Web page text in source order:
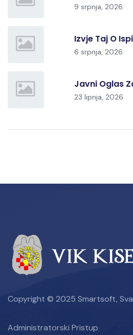
9 srpnja, 2026
Izvje Taj O
6 srpnja, 2026
Javni Oglas
23 lipnja, 2026
Copyright © 2025 Smartsoft,
Administratorski Pristup